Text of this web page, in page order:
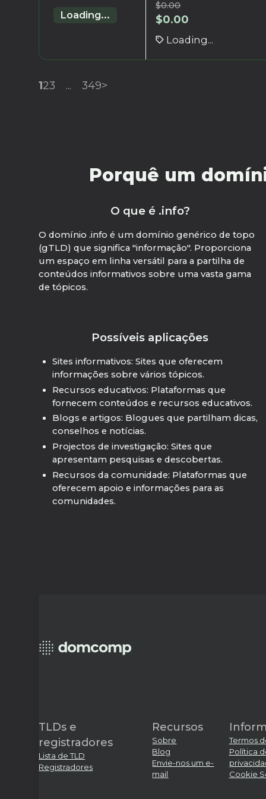
Loading...
$0.00
$0.00
Loading...
123 ... 349>
Porquê um
O que é .info?
O domínio .info é um domínio genérico de topo
(gTLD) que significa "informação". Proporciona
um espaço em linha versátil para a partilha de
conteúdos informativos sobre uma vasta gama
de tópicos.
Possíveis aplicações
Sites informativos: Sites que oferecem
informações sobre vários tópicos.
Recursos educativos: Plataformas que
fornecem conteúdos e recursos educativos.
Blogs e artigos: Blogues que partilham dicas,
conselhos e notícias.
Projectos de investigação: Sites que
apresentam pesquisas e descobertas.
Recursos da comunidade: Plataformas que
oferecem apoio e informações para as
comunidades.
TLDs e
registradores
Lista de TLD
Registradores
Recursos
Sobre
Blog
Envie-nos um e-
mail
Termos
Política
Cookie